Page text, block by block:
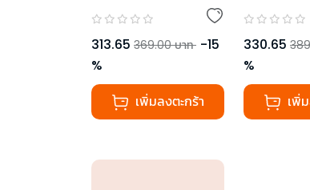
313.65 369.00 บาท -15
%
เพิ่มลงตะกร้า
330.65
%
เพิ่